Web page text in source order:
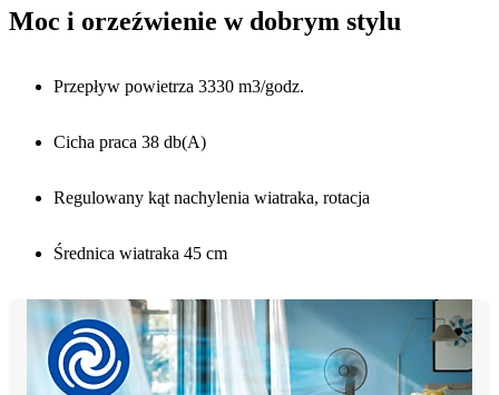
Moc i orzeźwienie w dobrym stylu
Przepływ powietrza 3330 m3/godz.
Cicha praca 38 db(A)
Regulowany kąt nachylenia wiatraka, rotacja
Średnica wiatraka 45 cm